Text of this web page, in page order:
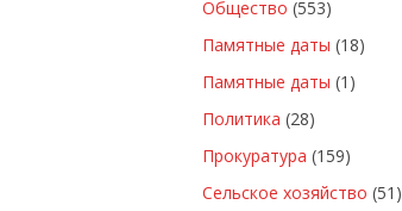
Общество (553)
Памятные даты (18)
Памятные даты (1)
Политика (28)
Прокуратура (159)
Сельское хозяйство (51)